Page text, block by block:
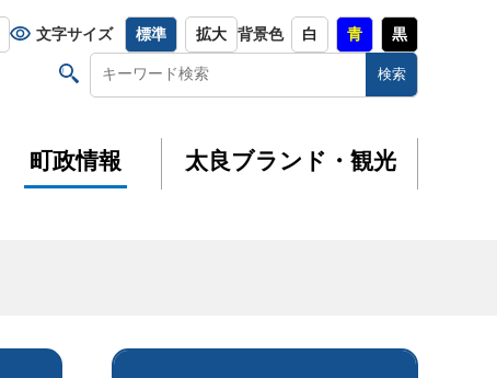
文字サイズ 標準 拡大 背景色 白 青 黒
町政情報 太良ブランド・観光